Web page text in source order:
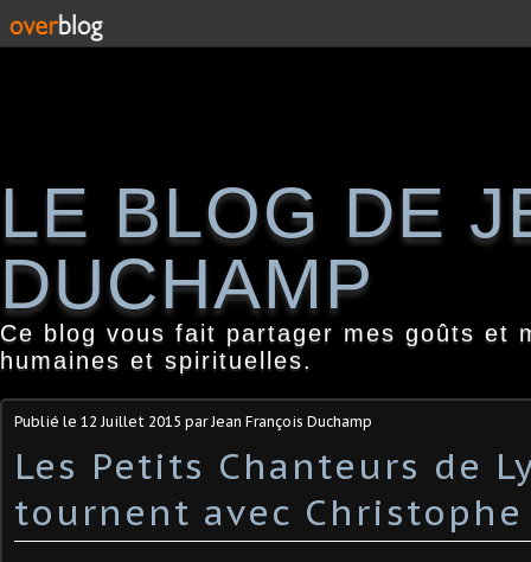
LE BLOG DE
DUCHAMP
Ce blog vous fait partager mes goûts et
humaines et spirituelles.
Publié le 12 Juillet 2015 par Jean François Duchamp
Les Petits Chanteurs de
tournent avec